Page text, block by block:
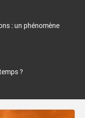
: un phénomène
?